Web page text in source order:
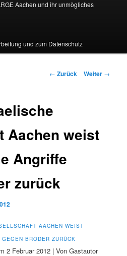
Aachen und ihr unmögliches
und zum Datenschutz
Beitragsnavigation
← Zurück Weiter →
Aachen weist
Angriffe
zurück
AACHEN WEIST
BRODER ZURÜCK
2 Februar 2012 | Von Gastautor